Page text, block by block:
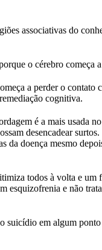
associativas do
o cérebro começa
a perder o contato
cognitiva.
é a mais usada
desencadear
da doença mesmo
todos à volta e um
esquizofrenia e não
suicídio em algum